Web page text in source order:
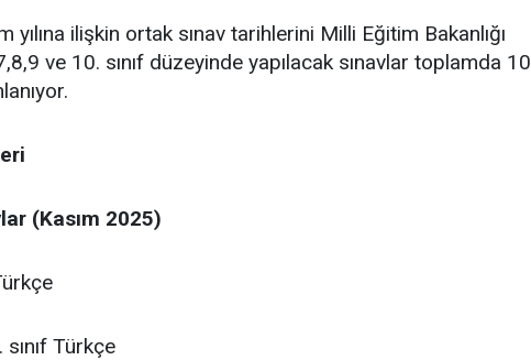
ilişkin ortak sınav tarihlerini Milli Eğitim Bakanlığı
ve 10. sınıf düzeyinde yapılacak sınavlar toplamda 10
(Kasım 2025)
Türkçe